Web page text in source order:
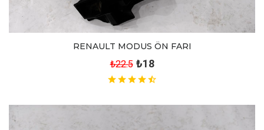
RENAULT MODUS ÖN FARI
₺22.5 ₺18